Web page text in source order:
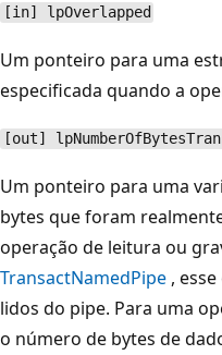
[in] lpOverlapped
Um ponteiro para uma
especificada quando a
[out]
Um ponteiro para uma
bytes que foram
operação de leitura ou
TransactNamedPipe ,
lidos do pipe. Para uma
o número de bytes de